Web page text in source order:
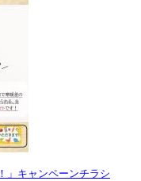
キャンペーンチラシ